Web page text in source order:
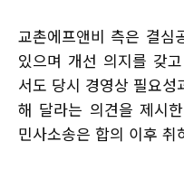
교촌에프앤비 측은 결심
있으며 개선 의지를 갖
서도 당시 경영상 필요
해 달라는 의견을 제시
민사소송은 합의 이후 취